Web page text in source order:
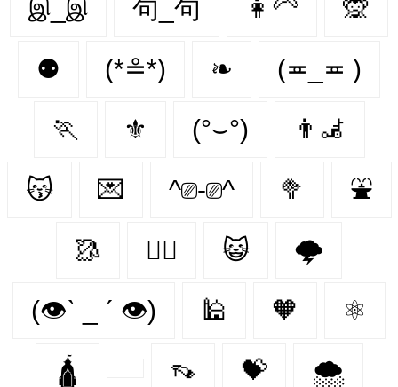
இ_இ 句_句 👩‍🦳 🙊
⚉ (*≗*) ❧ (≖_≖ )
🏃‍ ⚜️ (°⌣°) 👨‍🦼‍️
😽 💌 ^⎚-⎚^ 🥦 ⛲
🥻 🐕‍🦺 😺 🌩️
(👁ˋ _ ˊ 👁) 🕌 🧡 ⚛
🛕 👡 💝 🌨️